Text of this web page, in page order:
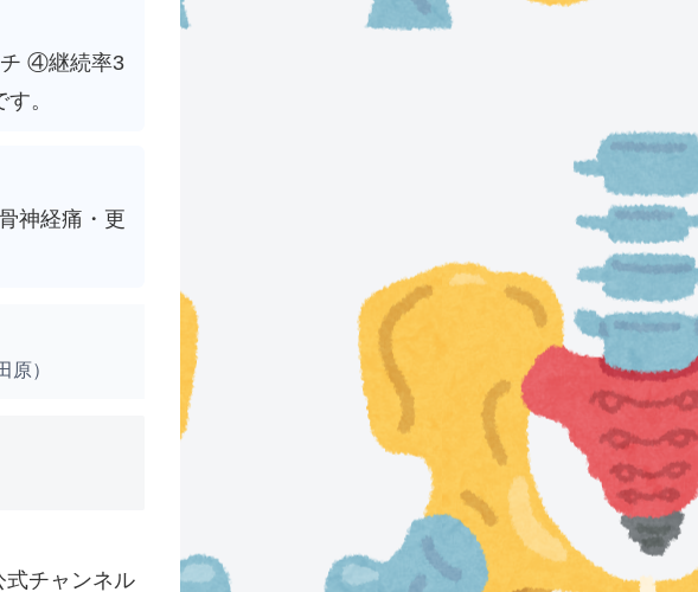
④継続率3
。
神経痛・更
）
チャンネル